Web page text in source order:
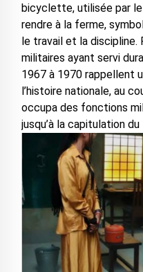
bicyclette, utilisée par le
rendre à la ferme,
le travail et la discipline.
militaires ayant servi
1967 à 1970 rappellent
l’histoire nationale, au
occupa des fonctions
jusqu’à la capitulation